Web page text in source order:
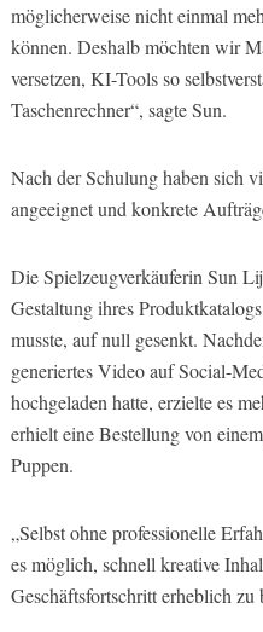
möglicherweise nicht einmal
können. Deshalb möchten wir
versetzen, KI-Tools so
Taschenrechner“, sagte Sun.
Nach der Schulung haben sich
angeeignet und konkrete
Die Spielzeugverkäuferin Sun
Gestaltung ihres
musste, auf null gesenkt.
generiertes Video auf Social-
hochgeladen hatte, erzielte es
erhielt eine Bestellung von
Puppen.
„Selbst ohne professionelle
es möglich, schnell kreative
Geschäftsfortschritt erheblich zu